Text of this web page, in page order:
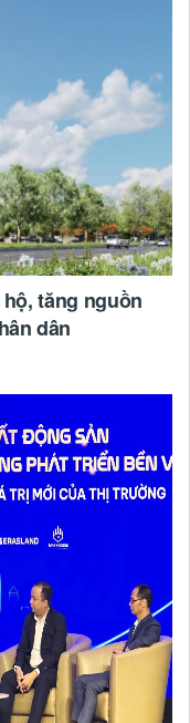
tăng nguồn
dân